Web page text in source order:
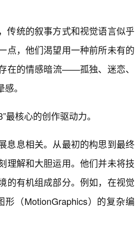
传统的叙事方式和视觉语言似乎
点，他们渴望用一种前所未有的
在的情感暗流——孤独、迷恋、
。
核心的创作驱动力。
息息相关。从最初的构思到最终
理解和大胆运用。他们并未将技
的有机组成部分。例如，在视觉
（MotionGraphics）的复杂编